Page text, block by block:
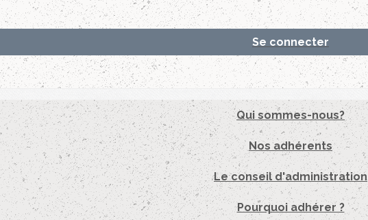
Se connecter
Qui sommes-nous?
Nos adhérents
Le conseil d'administration
Pourquoi adhérer ?